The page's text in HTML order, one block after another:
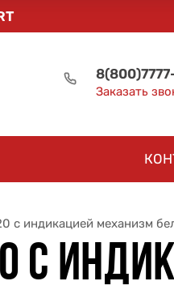
Заказать
с индикацией механизм
С